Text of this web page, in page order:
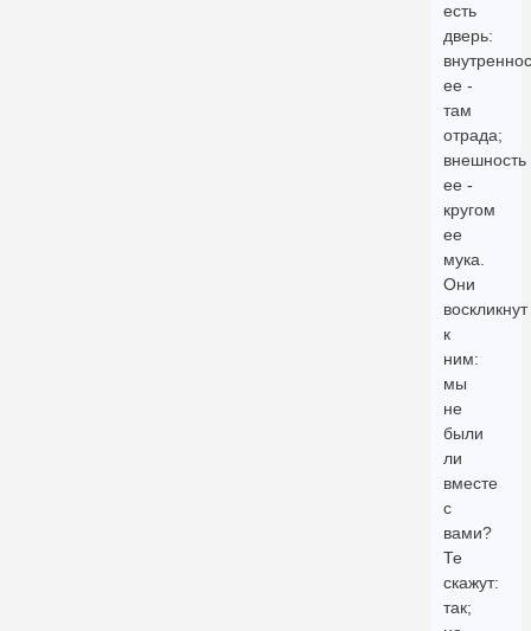
есть
дверь:
ее -
там
отрада;
внешность
ее -
кругом
ее
мука.
Они
воскликнут
к
ним:
мы
не
были
ли
вместе
с
вами?
Те
скажут:
так;